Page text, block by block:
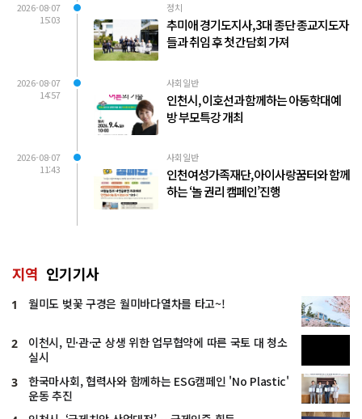
2026-08-07
15:03
정치
추미애 경기도지사, 3대 종단 종교지도자
들과 취임 후 첫 간담회 가져
2026-08-07
14:57
사회일반
인천시, 이호선과 함께하는 아동학대예
방 부모특강 개최
2026-08-07
11:43
사회일반
인천여성가족재단, 아이사랑꿈터와 함께
하는 ‘놀 권리 캠페인’진행
지역 인기기사
1 월미도 벚꽃 구경은 월미바다열차를 타고~!
2
이천시, 민·관·군 상생 위한 업무협약에 따른 국토 대 청소
실시
3
한국마사회, 협력사와 함께하는 ESG캠페인 'No Plastic'
운동 추진